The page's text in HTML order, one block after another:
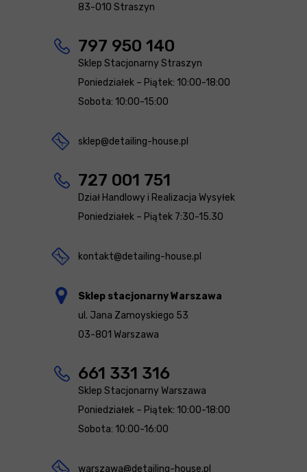
83-010 Straszyn
797 950 140
Sklep Stacjonarny Straszyn
Poniedziałek – Piątek: 10:00-18:00
Sobota: 10:00-15:00
sklep@detailing-house.pl
727 001 751
Dział Handlowy i Realizacja Wysyłek
Poniedziałek – Piątek 7:30-15.30
kontakt@detailing-house.pl
Sklep stacjonarny Warszawa
ul. Jana Zamoyskiego 53
03-801 Warszawa
661 331 316
Sklep Stacjonarny Warszawa
Poniedziałek – Piątek: 10:00-18:00
Sobota: 10:00-16:00
warszawa@detailing-house.pl